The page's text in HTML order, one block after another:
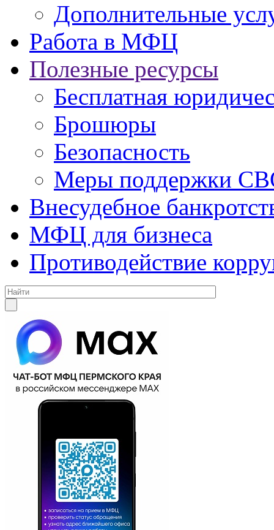
Дополнительные
Работа в МФЦ
Полезные ресурсы
Бесплатная
Брошюры
Безопасность
Меры поддержки
Внесудебное
МФЦ для бизнеса
Противодействие